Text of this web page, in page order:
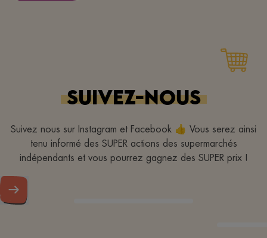
SUIVEZ-NOUS
Suivez nous sur Instagram et Facebook 👍 Vous serez ainsi
tenu informé des SUPER actions des supermarchés
indépendants et vous pourrez gagnez des SUPER prix !